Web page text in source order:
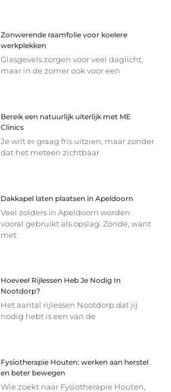
Zonwerende raamfolie voor koelere
werkplekken
Glasgevels zorgen voor veel daglicht,
maar in de zomer ook voor een
Bereik een natuurlijk uiterlijk met ME
Clinics
Je wilt er graag fris uitzien, maar zonder
dat het meteen zichtbaar
Dakkapel laten plaatsen in Apeldoorn
Veel zolders in Apeldoorn worden
vooral gebruikt als opslag. Zonde, want
met
Hoeveel Rijlessen Heb Je Nodig In
Nootdorp?
Het aantal rijlessen Nootdorp dat jij
nodig hebt is een van de
Fysiotherapie Houten: werken aan herstel
en beter bewegen
Wie zoekt naar Fysiotherapie Houten,